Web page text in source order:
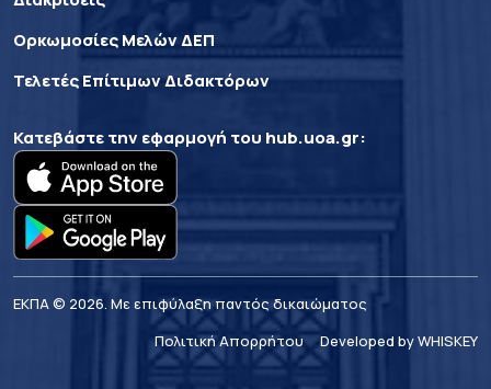
Ορκωμοσίες Μελών ΔΕΠ
Τελετές Επίτιμων Διδακτόρων
Κατεβάστε την εφαρμογή του hub.uoa.gr:
ΕΚΠΑ © 2026. Με επιφύλαξη παντός δικαιώματος
Πολιτική Απορρήτου
Developed by WHISKEY